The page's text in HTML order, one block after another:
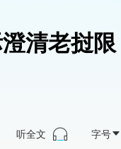
清老挝限
听全文 字号